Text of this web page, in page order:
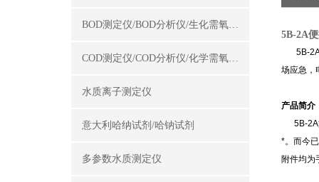
BOD测定仪/BOD分析仪/生化需氧量测定仪
COD测定仪/COD分析仪/化学需氧量测定仪
水质离子测定仪
意大利哈纳试剂/哈钠试剂
多参数水质测定仪
5B-2A
5B-
场应急，
产品简介
5B-2A
*。而今
附件均为